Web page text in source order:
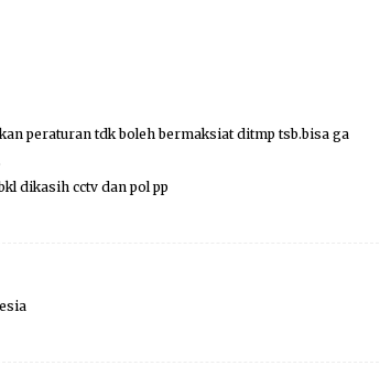
peraturan tdk boleh bermaksiat ditmp tsb.bisa ga
dikasih cctv dan pol pp